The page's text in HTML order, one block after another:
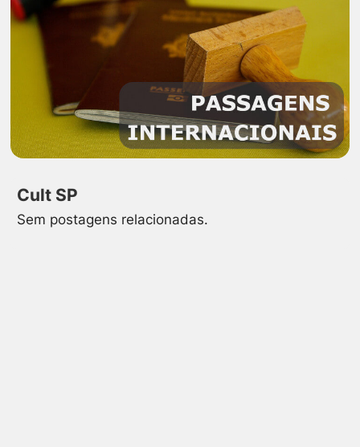
Cult SP
Sem postagens relacionadas.